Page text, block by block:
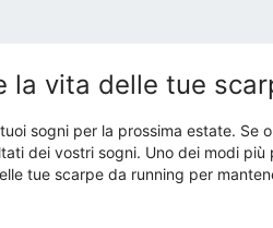
la vita delle tue
sogni per la prossima estate.
dei vostri sogni. Uno dei modi
tue scarpe da running per